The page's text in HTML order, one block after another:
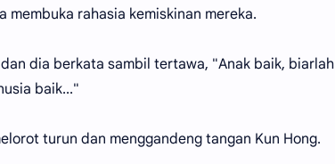
membuka rahasia kemiskinan mereka.
dia berkata sambil tertawa, "Anak baik, biarlah
baik..."
turun dan menggandeng tangan Kun Hong.